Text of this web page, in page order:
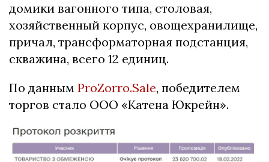
домики вагонного типа, столовая,
хозяйственный корпус, овощехранилище,
причал, трансформаторная подстанция,
скважина, всего 12 единиц.
По данным ProZorro.Sale, победителем
торгов стало ООО «Катена Юкрейн».